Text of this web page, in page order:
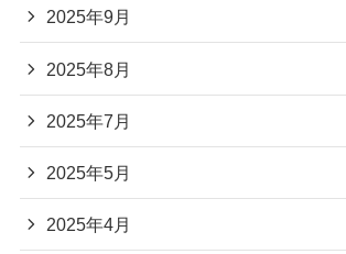
2025年9月
2025年8月
2025年7月
2025年5月
2025年4月